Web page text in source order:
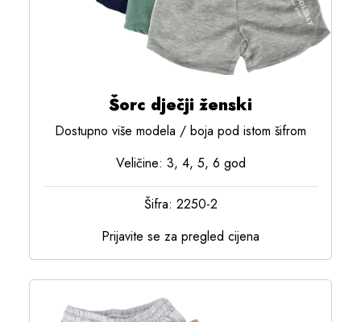
Šorc dječji ženski
Dostupno više modela / boja pod istom šifrom
Veličine: 3, 4, 5, 6 god
Šifra: 2250-2
Prijavite se za pregled cijena